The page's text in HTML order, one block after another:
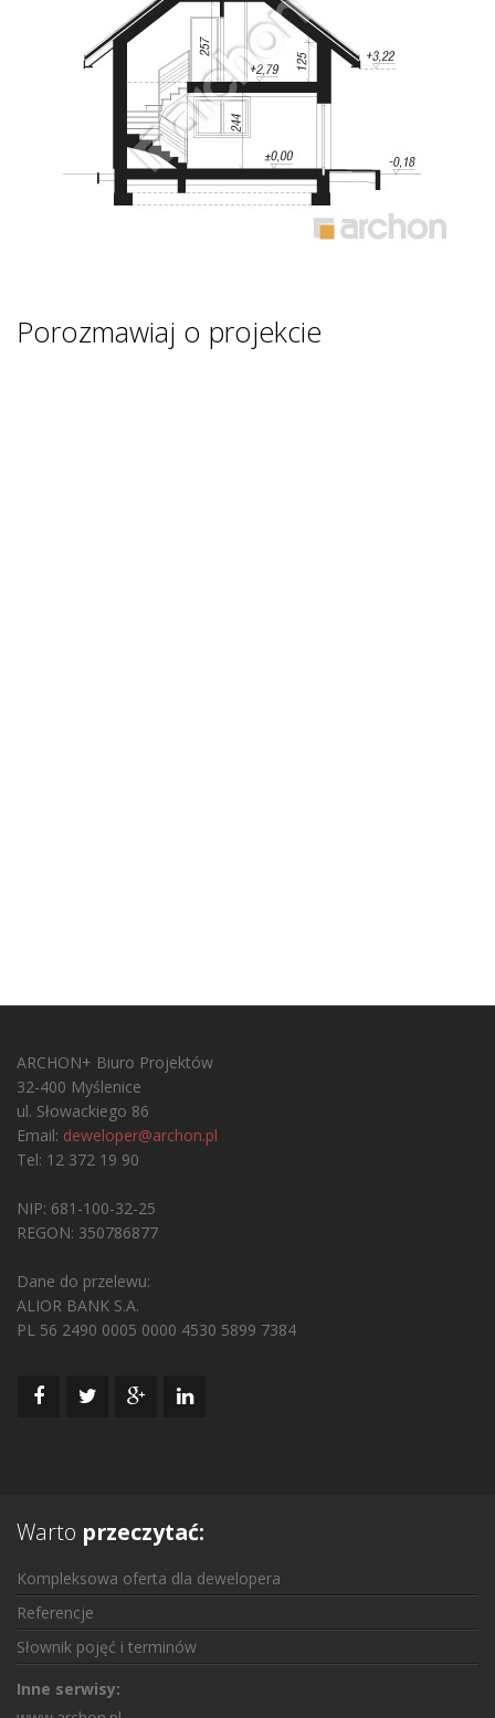
Porozmawiaj o projekcie
ARCHON+ Biuro Projektów
32-400 Myślenice
ul. Słowackiego 86
Email: deweloper@archon.pl
Tel: 12 372 19 90
NIP: 681-100-32-25
REGON: 350786877
Dane do przelewu:
ALIOR BANK S.A.
PL 56 2490 0005 0000 4530 5899 7384
Warto przeczytać:
Kompleksowa oferta dla dewelopera
Referencje
Słownik pojęć i terminów
Inne serwisy: